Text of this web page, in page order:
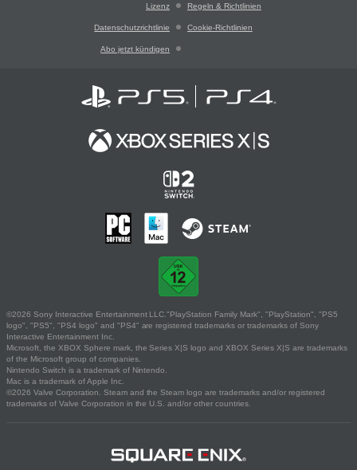
Lizenz Regeln & Richtlinien
Datenschutzrichtlinie Cookie-Richtlinien
Abo jetzt kündigen
©2026 Sony Interactive Entertainment LLC."PlayStation Family Mark", "PlayStation", "PS5
logo", "PS5", "PS4 logo" and "PS4" are registered trademarks or trademarks of Sony
Interactive Entertainment Inc.
Microsoft, the XBOX Sphere mark, the Series X|S logo and XBOX Series X|S are trademarks
of the Microsoft group of companies.
Nintendo Switch is a trademark of Nintendo.
Mac is a trademark of Apple Inc.
©2026 Valve Corporation. Steam and the Steam logo are trademarks and/or registered
trademarks of Valve Corporation in the U.S. and/or other countries.